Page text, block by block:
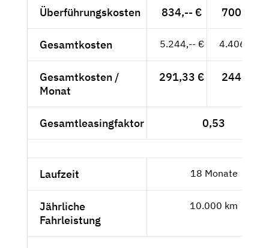
Überführungskosten 834,-- € 700,84 €
Gesamtkosten 5.244,-- € 4.406,72 €
Gesamtkosten /
Monat
291,33 € 244,82 €
Gesamtleasingfaktor 0,53
Laufzeit 18 Monate
Jährliche
Fahrleistung
10.000 km